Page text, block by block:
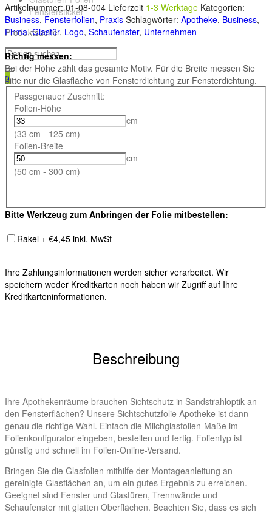
Fenstersticker
Produktsuche
0
Artikelnummer:01-08-004 Lieferzeit 1-3 Werktage Kategorien:
Business,Fensterfolien, Praxis Schlagwörter: Apotheke, Business,
Firma,Glastür, Logo, Schaufenster, Unternehmen
Richtig messen:
Bei der Höhe zählt das gesamte Motiv. Für die Breite messen Sie
bitte nur die Glasfläche von Fensterdichtung zur Fensterdichtung.
Passgenauer Zuschnitt:
Folien-Höhe
cm
(33 cm - 125 cm)
Folien-Breite
cm
(50 cm - 300 cm)
Bitte Werkzeug zum Anbringen der Folie mitbestellen:
Rakel + €4,45 inkl. MwSt
Ihre Zahlungsinformationen werden sicher verarbeitet. Wir
speichern weder Kreditkarten noch haben wir Zugriff auf Ihre
Kreditkarteninformationen.
Beschreibung
Ihre Apothekenräume brauchen Sichtschutz in Sandstrahloptik an
den Fensterflächen? Unsere Sichtschutzfolie Apotheke ist dann
genau die richtige Wahl. Einfach die Milchglasfolien-Maße im
Folienkonfigurator eingeben, bestellen und fertig. Folientyp ist
günstig und schnell im Folien-Online-Versand.
Bringen Sie die Glasfolien mithilfe der Montageanleitung an
gereinigte Glasflächen an, um ein gutes Ergebnis zu erreichen.
Geeignet sind Fenster und Glastüren, Trennwände und
Schaufenster mit glatten Oberflächen. Beachten Sie, dass es sich